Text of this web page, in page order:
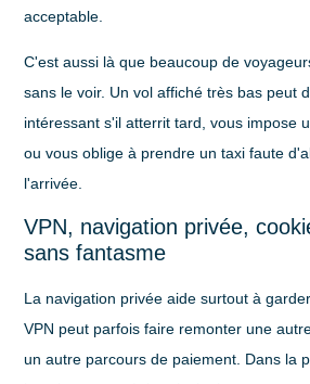
acceptable.
C'est aussi là que beaucoup de
sans le voir. Un vol affiché très bas peut
intéressant s'il atterrit tard, vous impose
ou vous oblige à prendre un taxi faute
l'arrivée.
VPN, navigation privée,
sans fantasme
La navigation privée aide surtout à
VPN peut parfois faire remonter une
un autre parcours de paiement. Dans la